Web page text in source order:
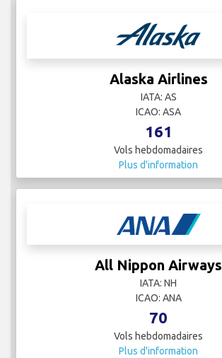
Alaska Airlines
IATA: AS
ICAO: ASA
161
Vols hebdomadaires
Plus d'information
All Nippon Airways
IATA: NH
ICAO: ANA
70
Vols hebdomadaires
Plus d'information